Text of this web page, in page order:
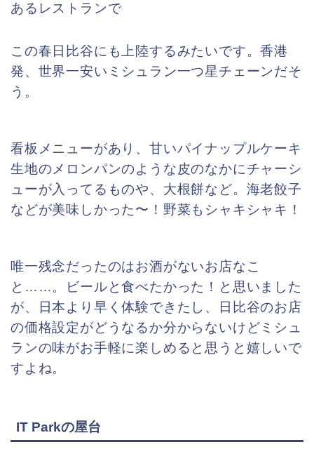
あるレストランで
この春日比谷にも上陸するみたいです。香港
発、世界一安いミシュラン一つ星チェーンだそ
う。
看板メニューがあり、甘いパイナップルケーキ
生地のメロンパンのような皮のなかにチャーシ
ューが入ってるものや、 大根餅など。海老餃子
などが美味しかった〜！野菜もシャキシャキ！
唯一残念だったのはお酒がないお店なこ
と……。ビールと食べたかった！と思いました
が、日本より早く体験できたし、日比谷のお店
の価格設定がどうなるか分からないけどミシュ
ランの味がお手軽に楽しめると思うと嬉しいで
すよね。
IT Parkの屋台